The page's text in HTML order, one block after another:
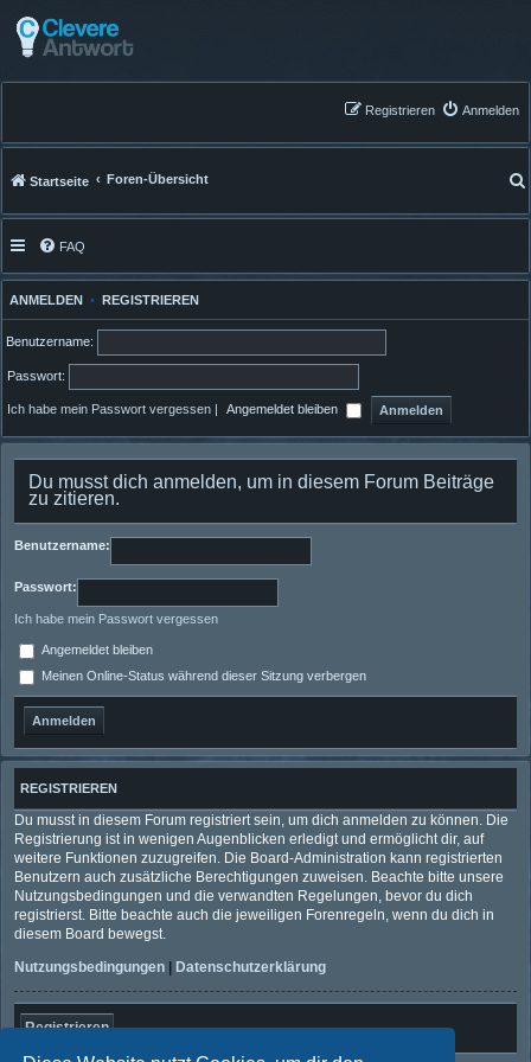
Anmelden
Registrieren
Startseite Foren-Übersicht
FAQ
ANMELDEN • REGISTRIEREN
Benutzername:
Passwort:
Ich habe mein Passwort vergessen | Angemeldet bleiben
Du musst dich anmelden, um in diesem Forum Beiträge
zu zitieren.
Benutzername:
Passwort:
Ich habe mein Passwort vergessen
Angemeldet bleiben
Meinen Online-Status während dieser Sitzung verbergen
REGISTRIEREN
Du musst in diesem Forum registriert sein, um dich anmelden zu können. Die
Registrierung ist in wenigen Augenblicken erledigt und ermöglicht dir, auf
weitere Funktionen zuzugreifen. Die Board-Administration kann registrierten
Benutzern auch zusätzliche Berechtigungen zuweisen. Beachte bitte unsere
Nutzungsbedingungen und die verwandten Regelungen, bevor du dich
registrierst. Bitte beachte auch die jeweiligen Forenregeln, wenn du dich in
diesem Board bewegst.
Nutzungsbedingungen
Datenschutzerklärung
Registrieren